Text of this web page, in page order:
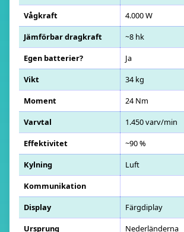
Vågkraft
4.000 W
Jämförbar dragkraft
~8 hk
Egen batterier?
Ja
Vikt
34 kg
Moment
24 Nm
Varvtal
1.450 varv/min
Effektivitet
~90 %
Kylning
Luft
Kommunikation
Display
Färgdiplay
Ursprung
Nederländerna